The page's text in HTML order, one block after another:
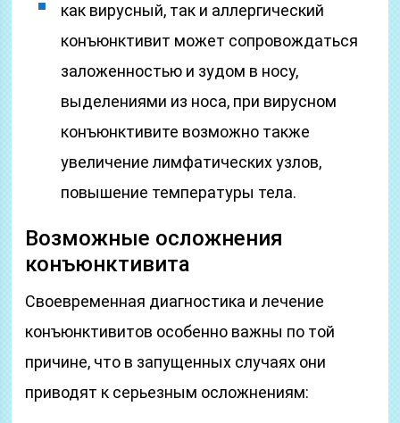
как вирусный, так и аллергический
конъюнктивит может сопровождаться
заложенностью и зудом в носу,
выделениями из носа, при вирусном
конъюнктивите возможно также
увеличение лимфатических узлов,
повышение температуры тела.
Возможные осложнения
конъюнктивита
Своевременная диагностика и лечение
конъюнктивитов особенно важны по той
причине, что в запущенных случаях они
приводят к серьезным осложнениям: